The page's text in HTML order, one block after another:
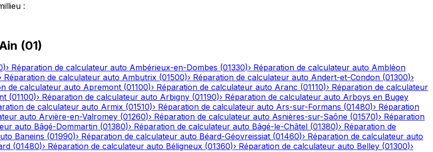
:
(01)
)› Réparation de calculateur auto Ambérieux-en-Dombes (01330)› Réparation de calculateur auto Ambléon
Réparation de calculateur auto Ambutrix (01500)› Réparation de calculateur auto Andert-et-Condon (01300)›
de calculateur auto Apremont (01100)› Réparation de calculateur auto Aranc (01110)› Réparation de calculateur
(01100)› Réparation de calculateur auto Arbigny (01190)› Réparation de calculateur auto Arboys en Bugey
de calculateur auto Armix (01510)› Réparation de calculateur auto Ars-sur-Formans (01480)› Réparation
auto Arvière-en-Valromey (01260)› Réparation de calculateur auto Asnières-sur-Saône (01570)› Réparation
auto Bâgé-Dommartin (01380)› Réparation de calculateur auto Bâgé-le-Châtel (01380)› Réparation de
Baneins (01990)› Réparation de calculateur auto Béard-Géovreissiat (01460)› Réparation de calculateur auto
(01480)› Réparation de calculateur auto Béligneux (01360)› Réparation de calculateur auto Belley (01300)›